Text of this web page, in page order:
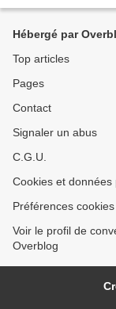
Hébergé par
Top articles
Pages
Contact
Signaler un abus
C.G.U.
Cookies et données
Préférences cookies
Voir le profil de
Overblog